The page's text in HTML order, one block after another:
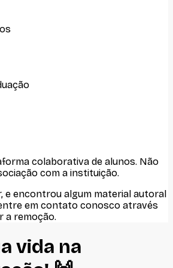
colaborativa de alunos. Não
com a instituição.
e encontrou algum material autoral
em contato conosco através
a remoção.
vida na